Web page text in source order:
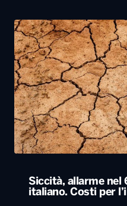
Siccità, allarme
italiano. Costi per